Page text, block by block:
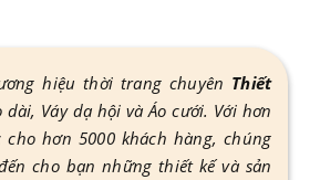
hiệu thời trang chuyên Thiết
dài, Váy dạ hội và Áo cưới. Với hơn
cho hơn 5000 khách hàng, chúng
cho bạn những thiết kế và sản